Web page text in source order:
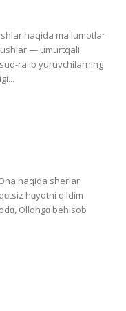
haqida ma'lumotlar
— umurtqali
ralib yuruvchilarning
haqida sherlar
hɑyotni qildim
Ollohgɑ behisob